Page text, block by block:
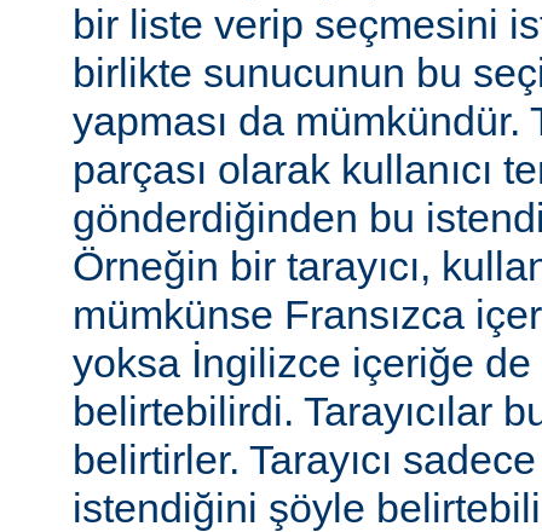
bir liste verip seçmesini
birlikte sunucunun bu
yapması da mümkündür.
parçası olarak kullanıcı
gönderdiğinden bu
Örneğin bir tarayıcı,
mümkünse Fransızca
yoksa İngilizce içeriğe de
belirtebilirdi. Tarayıcılar
belirtirler. Tarayıcı
istendiğini şöyle